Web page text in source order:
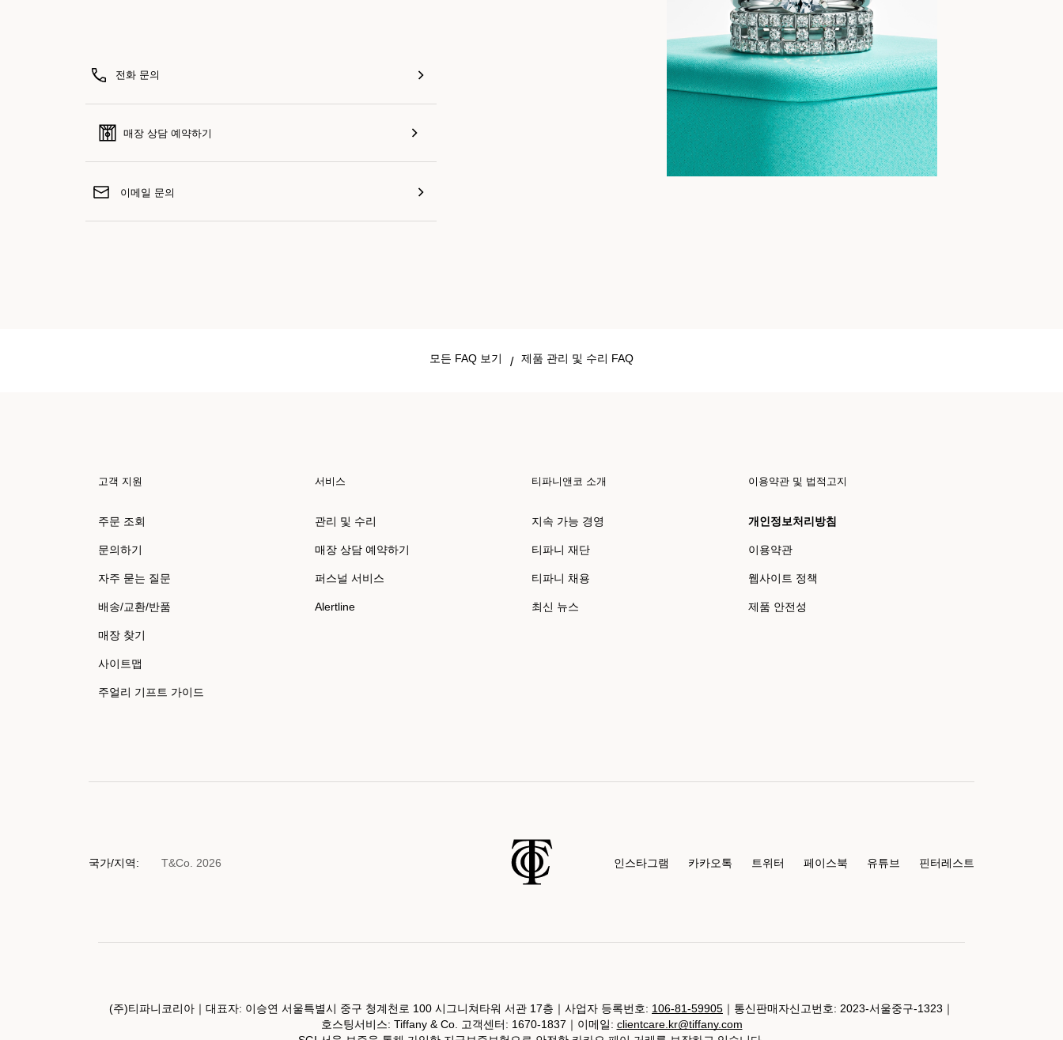
전화 문의
매장 상담 예약하기
이메일 문의
모든 FAQ 보기 / 제품 관리 및 수리 FAQ
고객 지원
주문 조회
문의하기
자주 묻는 질문
배송/교환/반품
매장 찾기
사이트맵
주얼리 기프트 가이드
서비스
관리 및 수리
매장 상담 예약하기
퍼스널 서비스
Alertline
티파니앤코 소개
지속 가능 경영
티파니 재단
티파니 채용
최신 뉴스
이용약관 및 법적고지
개인정보처리방침
이용약관
웹사이트 정책
제품 안전성
T&Co. 2026
국가/지역: 인스타그램 카카오톡 트위터 페이스북 유튜브 핀터레스트
(주)티파니코리아｜대표자: 이승연 서울특별시 중구 청계천로 100 시그니쳐타워 서관 17층｜사업자 등록번호: 106-81-59905 ｜통신판매자신고번호: 2023-서울중구-1323｜
호스팅서비스: Tiffany & Co. 고객센터: 1670-1837｜이메일: clientcare.kr@tiffany.com